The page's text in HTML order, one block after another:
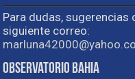
Para dudas,
siguiente correo:
Observatorio Bahia